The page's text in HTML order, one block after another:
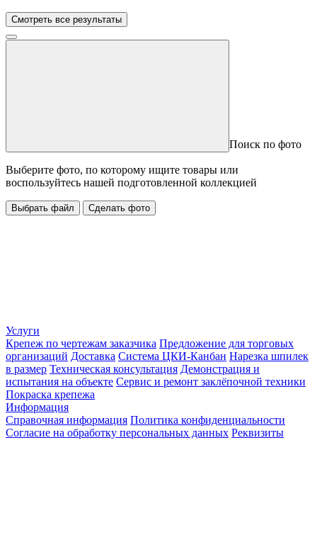
Смотреть все результаты
Поиск по фото
Выберите фото, по которому ищите товары или
воспользуйтесь нашей подготовленной коллекцией
Выбрать файл Сделать фото
Услуги
Крепеж по чертежам заказчика Предложение для торговых
организаций Доставка Система ЦКИ-Канбан Нарезка шпилек
в размер Техническая консультация Демонстрация и
испытания на объекте Сервис и ремонт заклёпочной техники
Покраска крепежа
Информация
Справочная информация Политика конфиденциальности
Согласие на обработку персональных данных Реквизиты